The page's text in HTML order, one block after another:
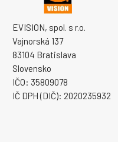
EVISION, spol. s r.o.
Vajnorská 137
83104 Bratislava
Slovensko
IČO: 35809078
IČ DPH (DIČ): 2020235932